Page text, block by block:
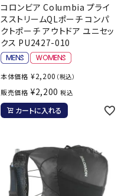
コロンビア Columbia プライ
スストリームQLポーチ コンパ
クトポーチ アウトドア ユニセッ
クス PU2427-010
本体価格 ¥2,200 （税込）
販売価格 ¥2,200 税込
カートに入れる